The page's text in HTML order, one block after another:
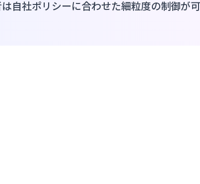
自社ポリシーに合わせた細粒度の制御が